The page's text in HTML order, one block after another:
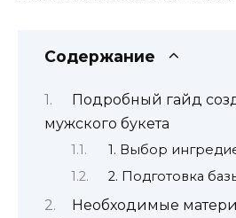
Содержание
Подробный гайд
мужского букета
1. Выбор
2. Подготовка
Необходимые